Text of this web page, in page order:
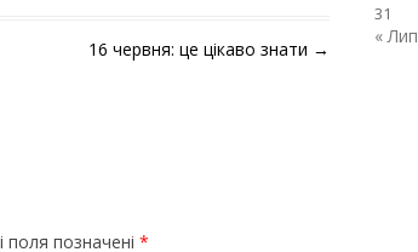
16 червня: це цікаво знати →
поля позначені *
31
« Лип